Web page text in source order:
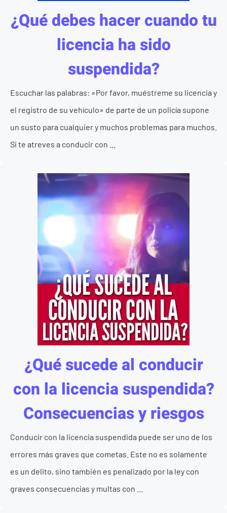
¿Qué debes hacer cuando tu
licencia ha sido
suspendida?
Escuchar las palabras: «Por favor, muéstreme su licencia y
el registro de su vehículo» de parte de un policía supone
un susto para cualquier y muchos problemas para muchos.
Si te atreves a conducir con ...
¿Qué sucede al conducir
con la licencia suspendida?
Consecuencias y riesgos
Conducir con la licencia suspendida puede ser uno de los
errores más graves que cometas. Este no es solamente
es un delito, sino también es penalizado por la ley con
graves consecuencias y multas con ...